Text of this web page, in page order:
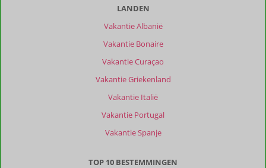
LANDEN
Vakantie Albanië
Vakantie Bonaire
Vakantie Curaçao
Vakantie Griekenland
Vakantie Italië
Vakantie Portugal
Vakantie Spanje
TOP 10 BESTEMMINGEN